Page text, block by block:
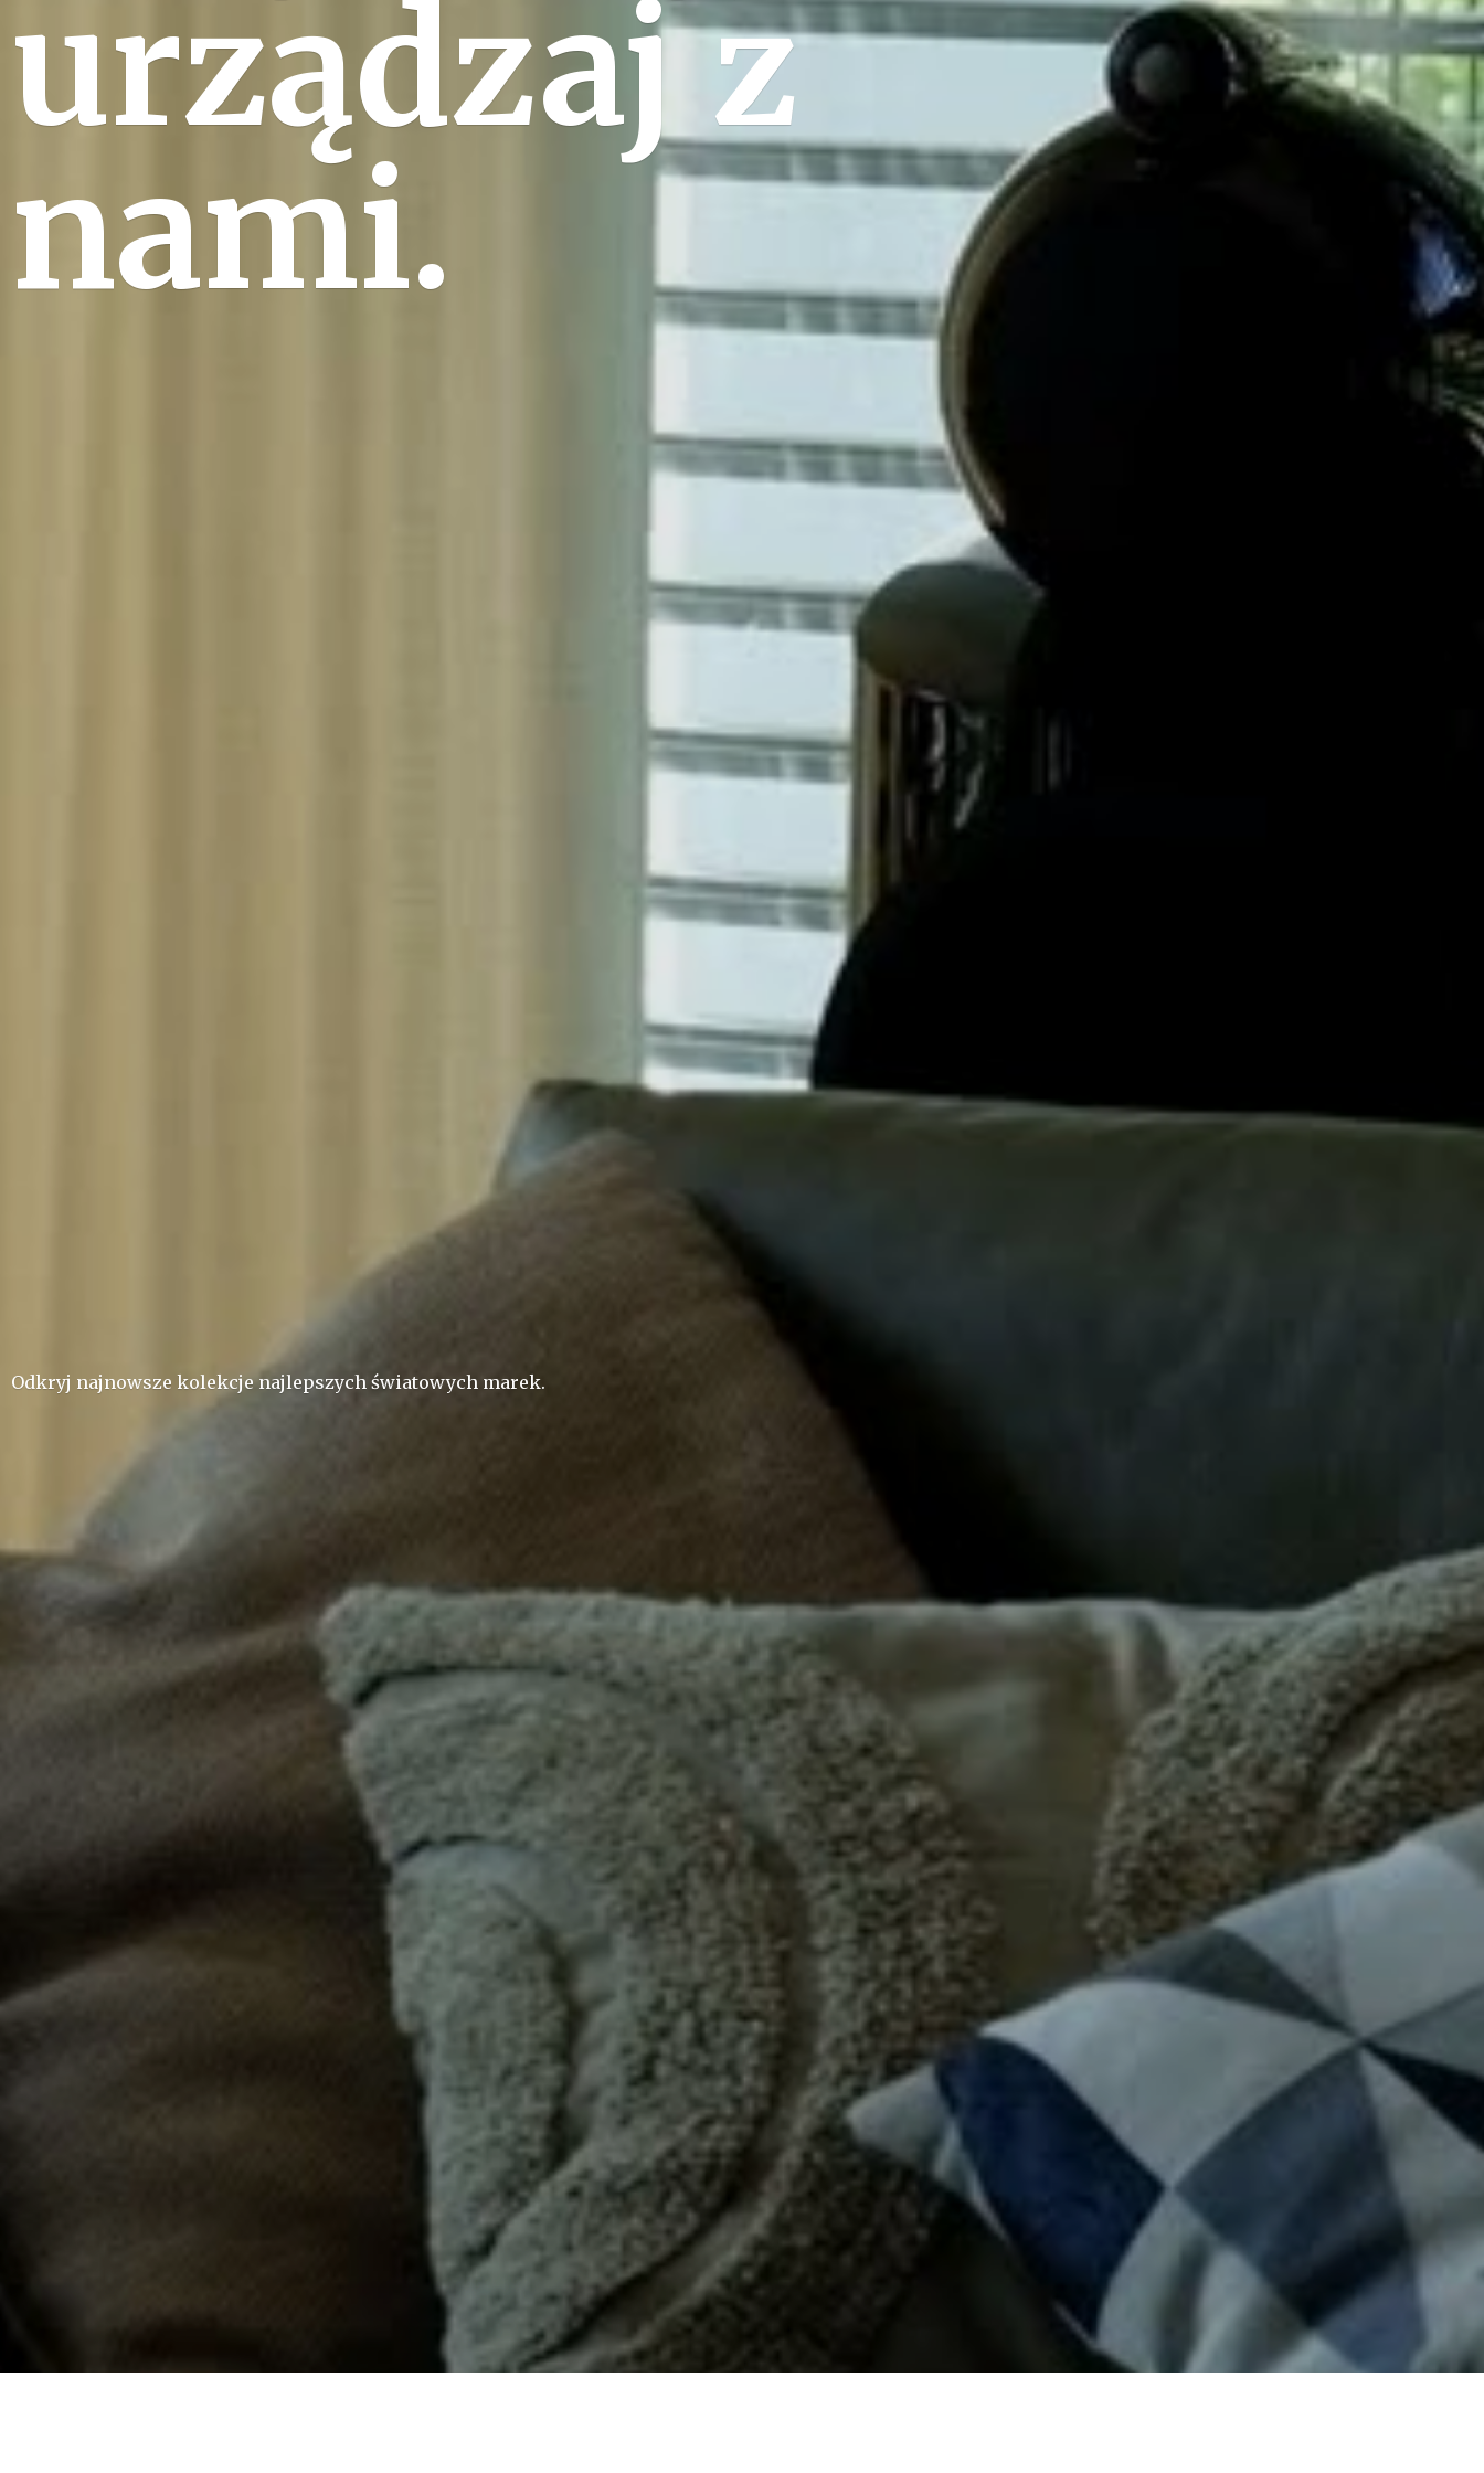
urządzajz
nami.
Odkryj najnowsze kolekcje najlepszych światowych marek.